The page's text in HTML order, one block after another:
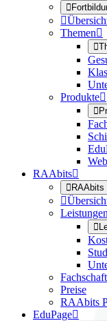


Themen

Produkte

RAAbits
 RAAbits

Leistungen

Preise
RAAbits
EduPage